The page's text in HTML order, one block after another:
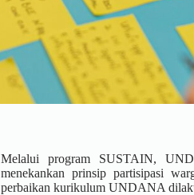
Melalui program SUSTAIN,
menekankan prinsip partisipasi
perbaikan kurikulum UNDANA